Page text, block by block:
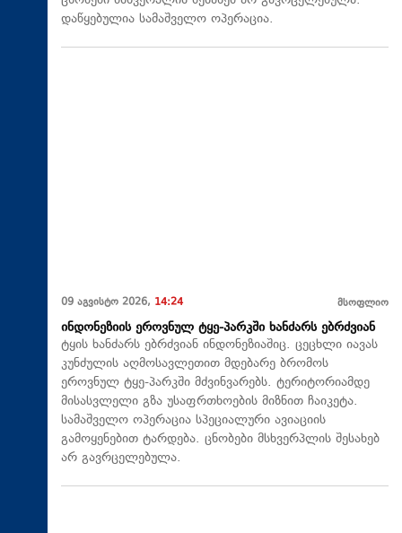
დაწყებულია სამაშველო ოპერაცია.
09 აგვისტო 2026, 14:24 მსოფლიო
ინდონეზიის ეროვნულ ტყე-პარკში ხანძარს ებრძვიან
ტყის ხანძარს ებრძვიან ინდონეზიაშიც. ცეცხლი იავას
კუნძულის აღმოსავლეთით მდებარე ბრომოს
ეროვნულ ტყე-პარკში მძვინვარებს. ტერიტორიამდე
მისასვლელი გზა უსაფრთხოების მიზნით ჩაიკეტა.
სამაშველო ოპერაცია სპეციალური ავიაციის
გამოყენებით ტარდება. ცნობები მსხვერპლის შესახებ
არ გავრცელებულა.